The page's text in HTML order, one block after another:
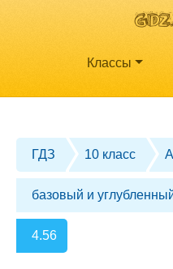
Классы
ГДЗ 10 класс
базовый и
4.56